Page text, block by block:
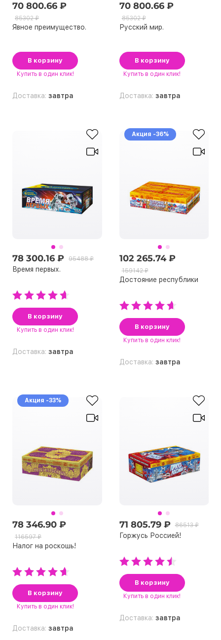
70 800.66 ₽
85302 ₽
Явное преимущество.
В корзину
Купить в один клик!
Доставка: завтра
70 800.66 ₽
85302 ₽
Русский мир.
В корзину
Купить в один клик!
Доставка: завтра
78 300.16 ₽ 95488 ₽
Время первых.
В корзину
Купить в один клик!
Доставка: завтра
Акция -36%
102 265.74 ₽
159142 ₽
Достояние республики
В корзину
Купить в один клик!
Доставка: завтра
Акция -33%
78 346.90 ₽
116597 ₽
Налог на роскошь!
В корзину
Купить в один клик!
Доставка: завтра
71 805.79 ₽ 86513 ₽
Горжусь Россией!
В корзину
Купить в один клик!
Доставка: завтра